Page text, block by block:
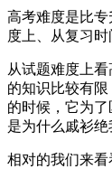
高考难度是比
度上、从复习
从试题难度上
的知识比较有
的时候，它为
是为什么戚衫
相对的我们来